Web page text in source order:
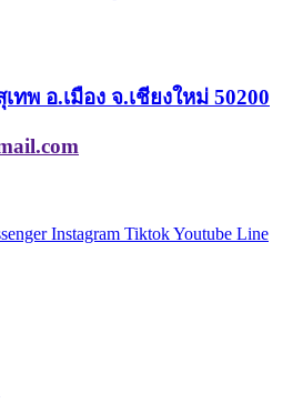
พ อ.เมือง จ.เชียงใหม่ 50200
Instagram TiktokYoutube Line